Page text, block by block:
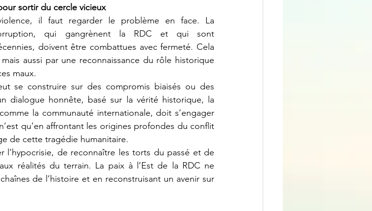
sortir du cercle vicieux
qui gangrènent la RDC et qui sont
doivent être combattues avec fermeté. Cela
aussi par une reconnaissance du rôle historique
maux.
dialogue honnête, basé sur la vérité historique, la
la communauté internationale, doit s’engager
qu’en affrontant les origines profondes du conflit
de cette tragédie humanitaire.
réalités du terrain. La paix à l’Est de la RDC ne
de l’histoire et en reconstruisant un avenir sur